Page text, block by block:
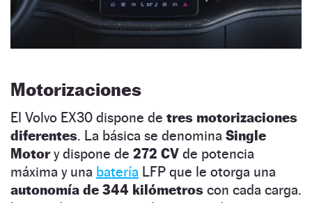
Motorizaciones
El Volvo EX30 dispone de tres motorizaciones
diferentes. La básica se denomina Single
Motory dispone de 272 CV de potencia
máxima y una batería LFP que le otorga una
autonomía de 344 kilómetros con cada carga.